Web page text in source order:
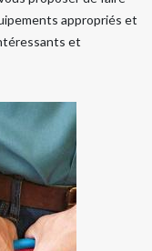
appropriés et
et